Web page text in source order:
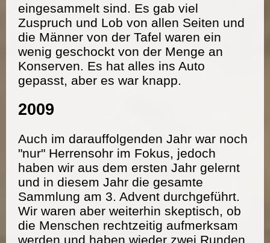
eingesammelt sind. Es gab viel
Zuspruch und Lob von allen Seiten und
die Männer von der Tafel waren ein
wenig geschockt von der Menge an
Konserven. Es hat alles ins Auto
gepasst, aber es war knapp.
2009
Auch im darauffolgenden Jahr war noch
"nur" Herrensohr im Fokus, jedoch
haben wir aus dem ersten Jahr gelernt
und in diesem Jahr die gesamte
Sammlung am 3. Advent durchgeführt.
Wir waren aber weiterhin skeptisch, ob
die Menschen rechtzeitig aufmerksam
werden und haben wieder zwei Runden